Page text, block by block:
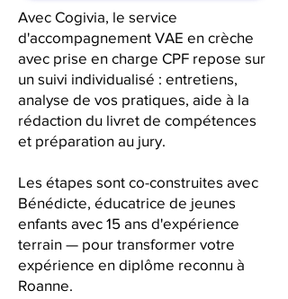
Avec Cogivia, le service
d'accompagnement VAE en crèche
avec prise en charge CPF repose sur
un suivi individualisé : entretiens,
analyse de vos pratiques, aide à la
rédaction du livret de compétences
et préparation au jury.
Les étapes sont co-construites avec
Bénédicte, éducatrice de jeunes
enfants avec 15 ans d'expérience
terrain — pour transformer votre
expérience en diplôme reconnu à
Roanne.